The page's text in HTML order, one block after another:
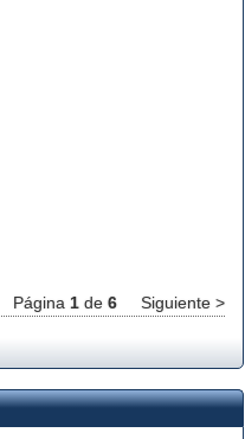
Página 1 de 6 Siguiente >